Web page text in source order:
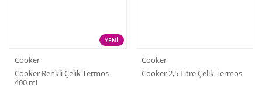
YENİ
Cooker
Cooker Renkli Çelik Termos
400 ml
Cooker
Cooker 2,5 Litre Çelik Termos